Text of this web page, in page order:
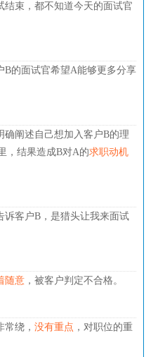
束，都不知道今天的面试官
B的面试官希望A能够更多分享
阐述自己想加入客户B的理
，结果造成B对A的求职动机
诉客户B，是猎头让我来面试
随意 ，被客户判定不合格。
绕， 没有重点 ，对职位的重